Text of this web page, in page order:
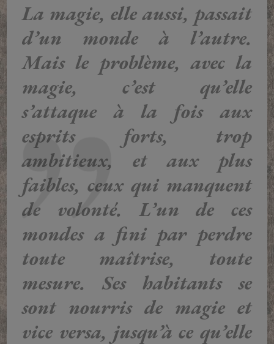
La magie, elle aussi, passait
d’un monde à l’autre.
Mais le problème, avec la
magie, c’est qu’elle
s’attaque à la fois aux
esprits forts, trop
ambitieux, et aux plus
faibles, ceux qui manquent
de volonté. L’un de ces
mondes a fini par perdre
toute maîtrise, toute
mesure. Ses habitants se
sont nourris de magie et
vice versa, jusqu’à ce qu’elle